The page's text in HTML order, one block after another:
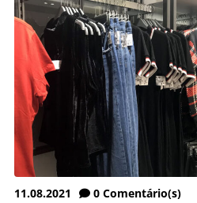
11.08.2021 0 Comentário(s)